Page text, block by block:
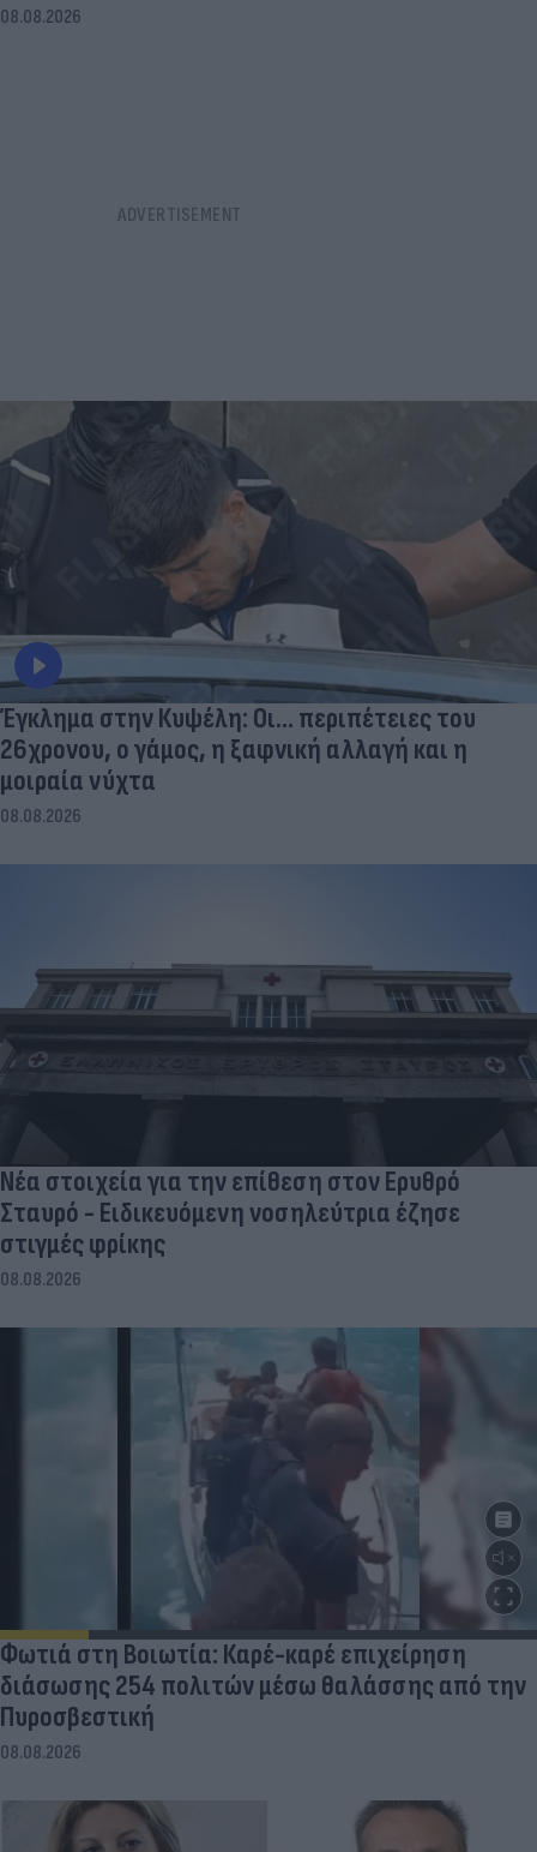
08.08.2026
Έγκλημα στην Κυψέλη: Οι... περιπέτειες του
26χρονου, ο γάμος, η ξαφνική αλλαγή και η
μοιραία νύχτα
08.08.2026
Νέα στοιχεία για την επίθεση στον Ερυθρό
Σταυρό - Ειδικευόμενη νοσηλεύτρια έζησε
στιγμές φρίκης
08.08.2026
Φωτιά στη Βοιωτία: Καρέ-καρέ επιχείρηση
διάσωσης 254 πολιτών μέσω θαλάσσης από την
Πυροσβεστική
08.08.2026